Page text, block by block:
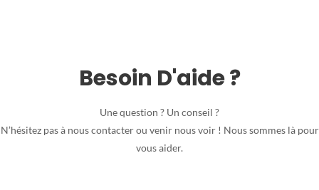
Besoin D'aide ?
Une question ? Un conseil ?
N’hésitez pas à nous contacter ou venir nous voir ! Nous sommes là pour
vous aider.